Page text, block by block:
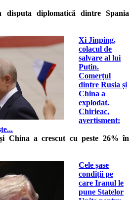
disputa diplomatică dintre Spania
Xi Jinping,
colacul de
salvare al lui
Putin.
Comerțul
dintre Rusia și
China a
explodat.
Chirieac,
avertisment:
China a crescut cu peste 26% în
Cele șase
condiții pe
care Iranul le
pune Statelor